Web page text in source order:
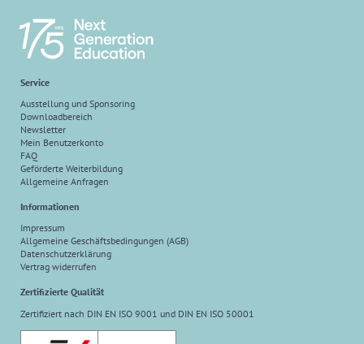
Service
Ausstellung und Sponsoring
Downloadbereich
Newsletter
Mein Benutzerkonto
FAQ
Geförderte Weiterbildung
Allgemeine Anfragen
Informationen
Impressum
Allgemeine Geschäftsbedingungen (AGB)
Datenschutzerklärung
Vertrag widerrufen
Zertifizierte Qualität
Zertifiziert nach DIN EN ISO 9001 und DIN EN ISO 50001